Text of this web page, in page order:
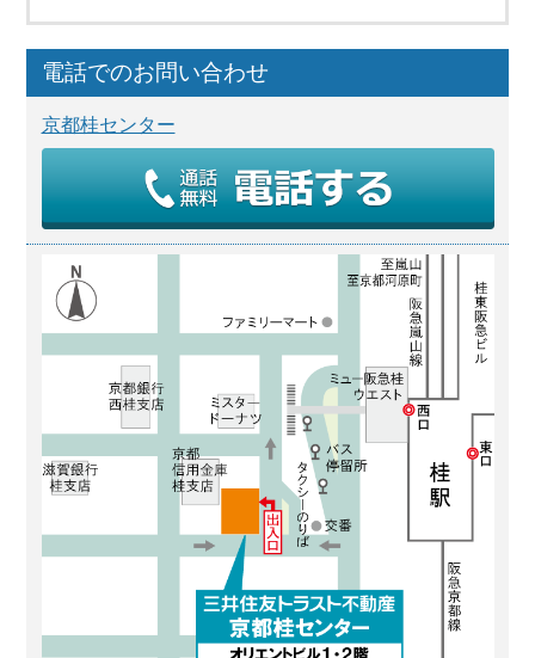
電話でのお問い合わせ
京都桂センター